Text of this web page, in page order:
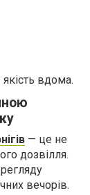
вдома.
— це не
дозвілля.
вечорів.